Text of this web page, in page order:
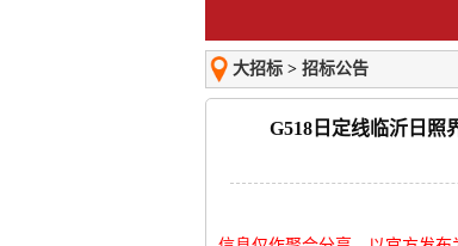
大招标 > 招标公告
G518日定线临沂日照